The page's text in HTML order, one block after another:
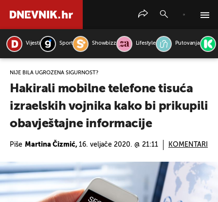
Vijesti Sport Showbizz Lifestyle Putovanja
NIJE BILA UGROŽENA SIGURNOST?
Hakirali mobilne telefone tisuća
izraelskih vojnika kako bi prikupili
obavještajne informacije
Piše Martina Čizmić, 16. veljače 2020. @ 21:11 KOMENTARI
PRETRAŽITE VIJESTI